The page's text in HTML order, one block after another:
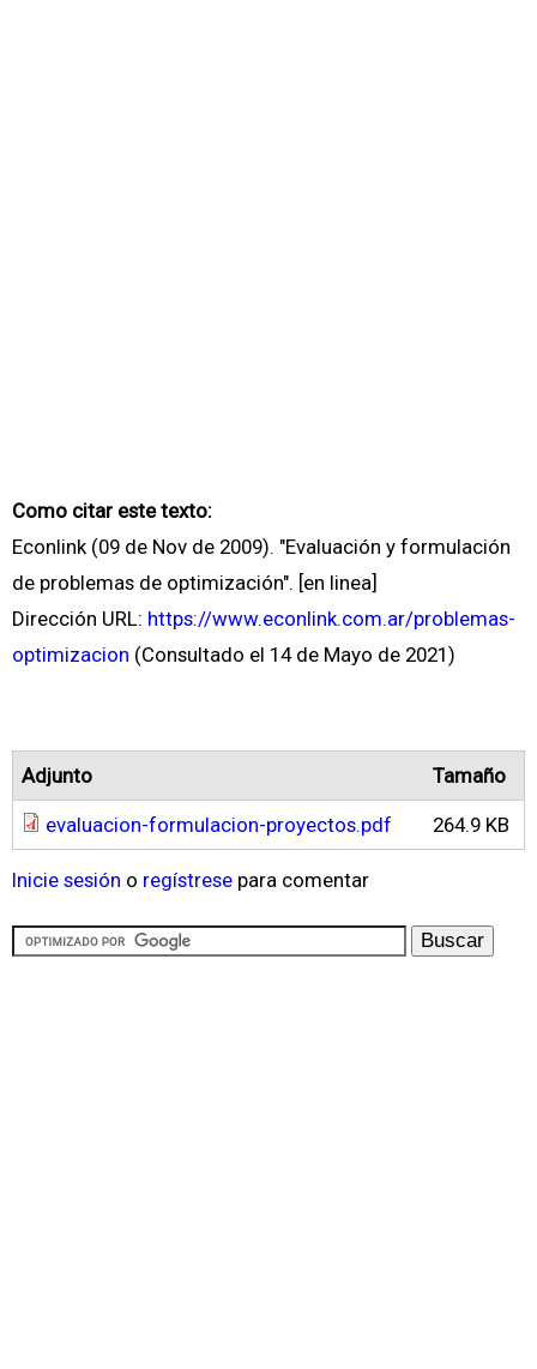
Como citar este texto:
Econlink (09 de Nov de 2009). "Evaluación y formulación
de problemas de optimización". [en linea]
Dirección URL: https://www.econlink.com.ar/problemas-
optimizacion (Consultado el 14 de Mayo de 2021)
Adjunto Tamaño
evaluacion-formulacion-proyectos.pdf 264.9 KB
Inicie sesión o regístrese para comentar